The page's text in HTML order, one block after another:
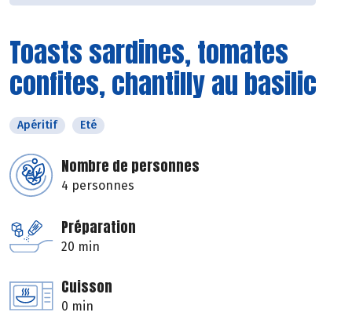
Toasts sardines, tomates
confites, chantilly au basilic
Apéritif Eté
Nombre de personnes
4 personnes
Préparation
20 min
Cuisson
0 min